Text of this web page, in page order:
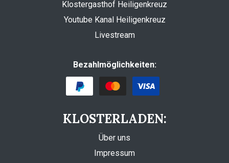
Klostergasthof Heiligenkreuz
Youtube Kanal Heiligenkreuz
Livestream
Bezahlmöglichkeiten:
KLOSTERLADEN:
Über uns
Impressum